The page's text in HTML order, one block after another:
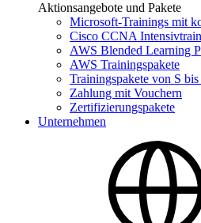
Aktionsangebote und Pakete
Microsoft-Trainings mit
Cisco CCNA
AWS Blended Learning
AWS Trainingspakete
Trainingspakete von S
Zahlung mit Vouchern
Zertifizierungspakete
Unternehmen